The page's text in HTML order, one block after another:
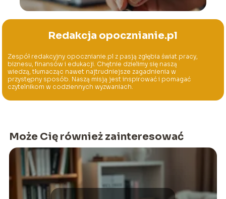
Redakcja opocznianie.pl
Zespół redakcyjny opocznianie.pl z pasją zgłębia świat pracy,
biznesu, finansów i edukacji. Chętnie dzielimy się naszą
wiedzą, tłumacząc nawet najtrudniejsze zagadnienia w
przystępny sposób. Naszą misją jest inspirować i pomagać
czytelnikom w codziennych wyzwaniach.
Może Cię również zainteresować